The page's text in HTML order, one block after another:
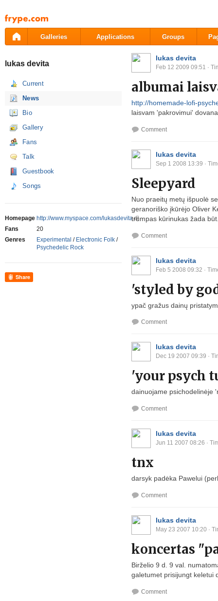
Pāriet
uz
saturu
Galleries Applications Groups
lukas devita
Current
News
Bio
Gallery
Fans
Talk
Guestbook
Songs
Homepage http://www.myspace.com/lukasdevita
Fans
20
Genres
Experimental / Electronic Folk /
Psychedelic Rock
Share
lukas devita
Feb 12 2009 09:51 ·
albumai
http://homemade-lofi-
laisvam 'pakrovimui'
Comment
lukas devita
Sep 1 2008 13:39 ·
Sleepyard
Nuo praeitų metų išpuolė
geranoriško įkūrėjo Oliver
trumpas kūrinukas žada
Comment
lukas devita
Feb 5 2008 09:32 ·
'styled by
ypač gražus dainų
Comment
lukas devita
Dec 19 2007 09:39 ·
'your psych
dainuojame psichodelinėje
Comment
lukas devita
Jun 11 2007 08:26 ·
tnx
darsyk padėka Pawelui
Comment
lukas devita
May 23 2007 10:20 ·
koncertas
Birželio 9 d. 9 val.
galetumet prisijungt keletui
Comment